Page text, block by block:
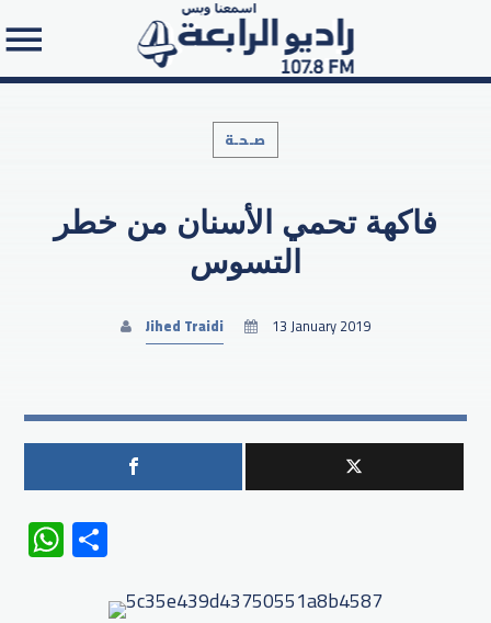
Search in the website:
صـحـة
فاكهة تحمي الأسنان من خطر
التسوس
Jihed Traidi 13 January 2019
WhatsApp